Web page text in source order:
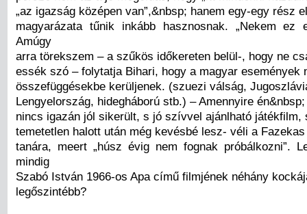
„az igazság középen van”,&nbsp; hanem egy-egy rész
magyarázata tűnik inkább hasznosnak. „Nekem ez
Amúgy
arra törekszem – a szűkös időkereten belül-, hogy ne
essék szó – folytatja Bihari, hogy a magyar események
összefüggésekbe kerüljenek. (szuezi válság,
Lengyelország, hidegháború stb.) – Amennyire
nincs igazán jól sikerült, s jó szívvel ajánlható játékfilm,
temetetlen halott után még kevésbé lesz- véli a
tanára, meert „húsz évig nem fognak próbálkozni”.
mindig
Szabó István 1966-os Apa című filmjének néhány
legőszintébb?